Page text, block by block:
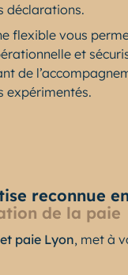
déclarations.
flexible vous
et
de
expérimentés.
reconnue
de la paie
paie Lyon, met à